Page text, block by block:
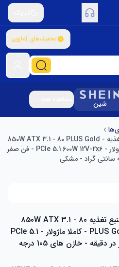
تخفیف‌های آمازون
شین
NZXT C850 Gold Core - منبع تغذیه 850W ATX 3.1 - 80 PLUS Gold -
Cybenetics Platinum - کاملا ماژولار - PCIe 5.1 600W 12V-2x6 - فن صفر
NZXT C850 Gold Core - منبع تغذیه 850W ATX 3.1 - 80
PLUS Gold - Cybenetics Platinum - کاملا ماژولار - PCIe 5.1
600W 12V-2x6 - فن صفر دور در دقیقه - خازن های 105 درجه